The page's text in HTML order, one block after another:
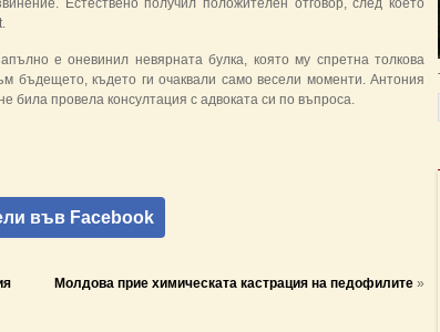
Естествено получил положителен отговор, след което
е оневинил невярната булка, която му спретна толкова
бъдещето, където ги очаквали само весели моменти. Антония
била провела консултация с адвоката си по въпроса.
във Facebook
Молдова прие химическата кастрация на педофилите »